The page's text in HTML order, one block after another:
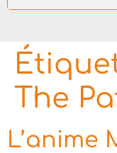
The
L’anime